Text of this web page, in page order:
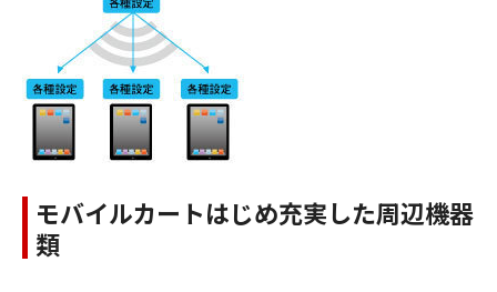
モバイルカートはじめ充実した周辺機器
類